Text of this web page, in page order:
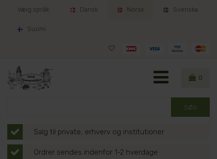
Vælg språk: Dansk Norsk Svenska
Suomi
0
Salg til private, erhverv og institutioner
Ordrer sendes indenfor 1-2 hverdage